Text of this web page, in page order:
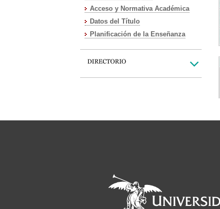
Acceso y Normativa Académica
Datos del Título
Planificación de la Enseñanza